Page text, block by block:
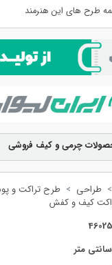
چرمی و کیف فروشی
طراحی
طرح تراکت و
کیف و کفش
طرح های این هنرمند